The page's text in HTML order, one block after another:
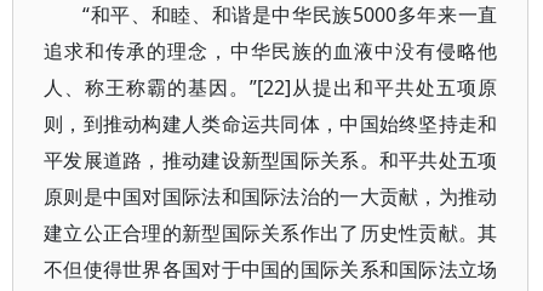
“和平、和睦、和谐是中华民族5000多年来一直
追求和传承的理念，中华民族的血液中没有侵略他
人、称王称霸的基因。”[22]从提出和平共处五项原
则，到推动构建人类命运共同体，中国始终坚持走和
平发展道路，推动建设新型国际关系。和平共处五项
原则是中国对国际法和国际法治的一大贡献，为推动
建立公正合理的新型国际关系作出了历史性贡献。其
不但使得世界各国对于中国的国际关系和国际法立场